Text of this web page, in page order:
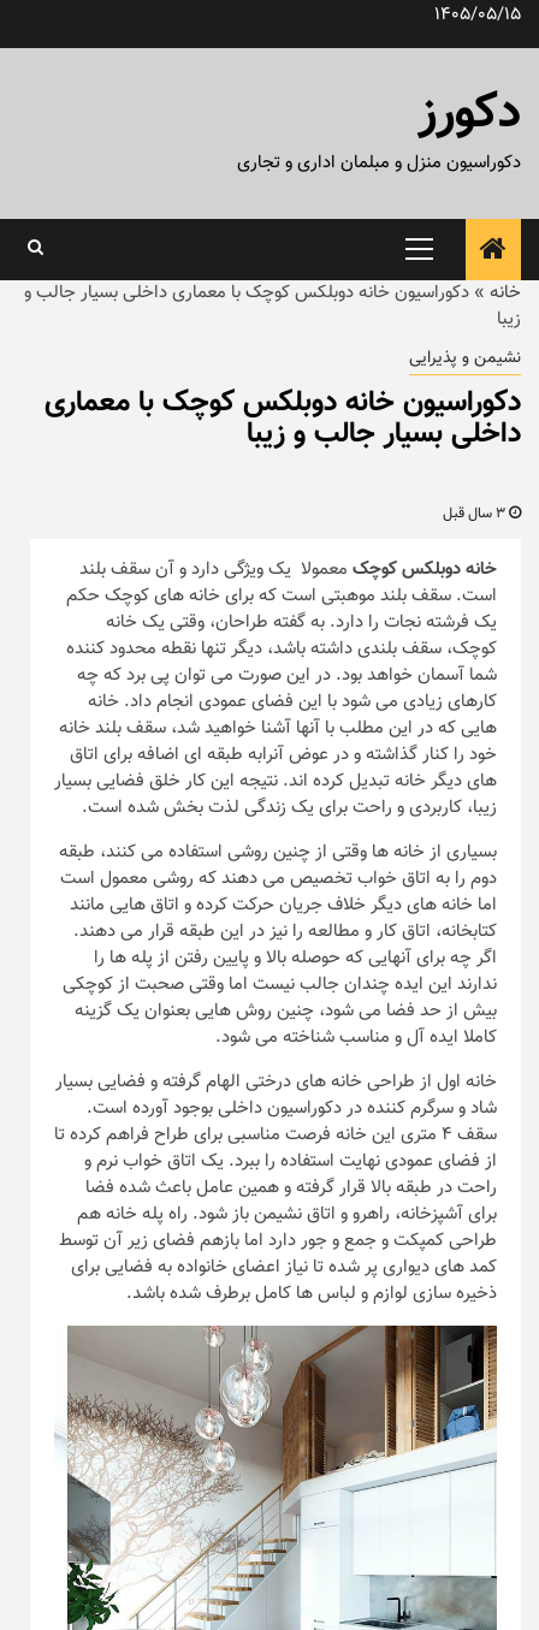
پرش1405/05/15
دکورز
دکوراسیون منزل و مبلمان اداری و تجاری
منوی
اصلی
خانه » دکوراسیون خانه دوبلکس کوچک با معماری داخلی بسیار جالب و
زیبا
نشیمن و پذیرایی
دکوراسیون خانه دوبلکس کوچک با معماری
داخلی بسیار جالب و زیبا
خانه دوبلکس کوچک معمولا یک ویژگی دارد و آن سقف بلند
است. سقف بلند موهبتی است که برای خانه های کوچک حکم
یک فرشته نجات را دارد. به گفته طراحان، وقتی یک خانه
کوچک، سقف بلندی داشته باشد، دیگر تنها نقطه محدود کننده
شما آسمان خواهد بود. در این صورت می توان پی برد که چه
کارهای زیادی می شود با این فضای عمودی انجام داد. خانه
هایی که در این مطلب با آنها آشنا خواهید شد، سقف بلند خانه
خود را کنار گذاشته و در عوض آنرابه طبقه ای اضافه برای اتاق
های دیگر خانه تبدیل کرده اند. نتیجه این کار خلق فضایی بسیار
زیبا، کاربردی و راحت برای یک زندگی لذت بخش شده است.
بسیاری از خانه ها وقتی از چنین روشی استفاده می کنند، طبقه
دوم را به اتاق خواب تخصیص می دهند که روشی معمول است
اما خانه های دیگر خلاف جریان حرکت کرده و اتاق هایی مانند
کتابخانه، اتاق کار و مطالعه را نیز در این طبقه قرار می دهند.
اگر چه برای آنهایی که حوصله بالا و پایین رفتن از پله ها را
ندارند این ایده چندان جالب نیست اما وقتی صحبت از کوچکی
بیش از حد فضا می شود، چنین روش هایی بعنوان یک گزینه
کاملا ایده آل و مناسب شناخته می شود.
خانه اول از طراحی خانه های درختی الهام گرفته و فضایی بسیار
شاد و سرگرم کننده در دکوراسیون داخلی بوجود آورده است.
سقف ۴ متری این خانه فرصت مناسبی برای طراح فراهم کرده تا
از فضای عمودی نهایت استفاده را ببرد. یک اتاق خواب نرم و
راحت در طبقه بالا قرار گرفته و همین عامل باعث شده فضا
برای آشپزخانه، راهرو و اتاق نشیمن باز شود. راه پله خانه هم
طراحی کمپکت و جمع و جور دارد اما بازهم فضای زیر آن توسط
کمد های دیواری پر شده تا نیاز اعضای خانواده به فضایی برای
ذخیره سازی لوازم و لباس ها کامل برطرف شده باشد.